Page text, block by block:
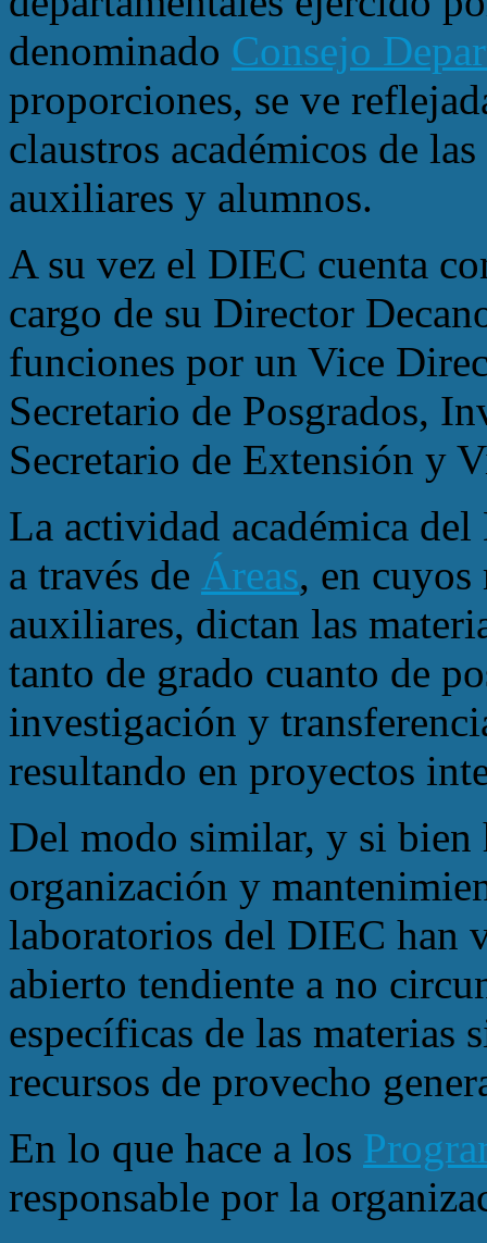
denominado Consejo
proporciones, se ve
claustros académicos de
auxiliares y alumnos.
A su vez el DIEC cuenta
cargo de su Director
funciones por un Vice
Secretario de Posgrados,
Secretario de Extensión y
La actividad académica
a través de Áreas, en cuyos
auxiliares, dictan las
tanto de grado cuanto de
investigación y
resultando en proyectos
Del modo similar, y si bien
organización y
laboratorios del DIEC han
abierto tendiente a no
específicas de las materias
recursos de provecho
En lo que hace a los
responsable por la